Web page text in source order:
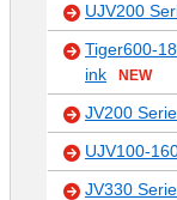
UJV200
Tiger600-
ink
NEW
JV200
UJV100-
JV330